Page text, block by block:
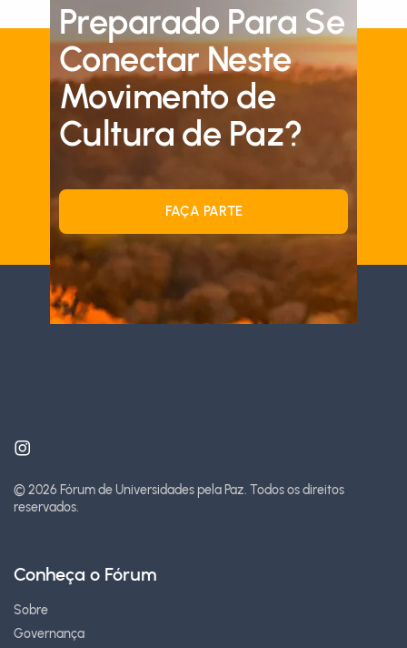
Preparado Para Se
Conectar Neste
Movimento de
Cultura de Paz?
FAÇA PARTE
© 2026 Fórum de Universidades pela Paz. Todos os direitos
reservados.
Conheça o Fórum
Sobre
Governança